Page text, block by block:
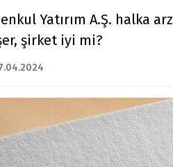
Temettü
Kullanım
Künye
İletişim
Yatırım A.Ş. halka
şirket iyi mi?